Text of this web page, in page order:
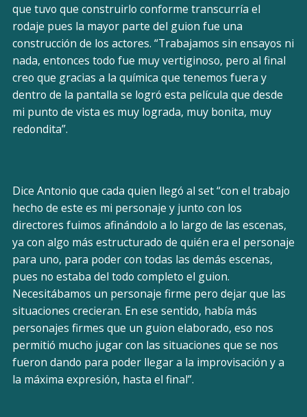
que tuvo que construirlo conforme transcurría el
rodaje pues la mayor parte del guion fue una
construcción de los actores. “Trabajamos sin ensayos ni
nada, entonces todo fue muy vertiginoso, pero al final
creo que gracias a la química que tenemos fuera y
dentro de la pantalla se logró esta película que desde
mi punto de vista es muy lograda, muy bonita, muy
redondita”.
Dice Antonio que cada quien llegó al set “con el trabajo
hecho de este es mi personaje y junto con los
directores fuimos afinándolo a lo largo de las escenas,
ya con algo más estructurado de quién era el personaje
para uno, para poder con todas las demás escenas,
pues no estaba del todo completo el guion.
Necesitábamos un personaje firme pero dejar que las
situaciones crecieran. En ese sentido, había más
personajes firmes que un guion elaborado, eso nos
permitió mucho jugar con las situaciones que se nos
fueron dando para poder llegar a la improvisación y a
la máxima expresión, hasta el final”.